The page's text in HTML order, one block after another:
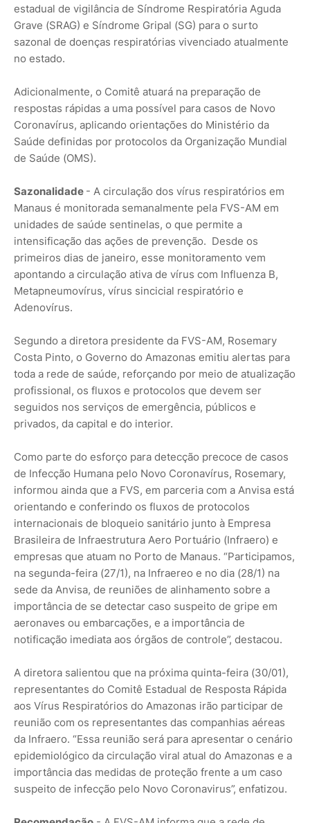
estadual de vigilância de Síndrome Respiratória Aguda
Grave (SRAG) e Síndrome Gripal (SG) para o surto
sazonal de doenças respiratórias vivenciado atualmente
no estado.
Adicionalmente, o Comitê atuará na preparação de
respostas rápidas a uma possível para casos de Novo
Coronavírus, aplicando orientações do Ministério da
Saúde definidas por protocolos da Organização Mundial
de Saúde (OMS).
Sazonalidade - A circulação dos vírus respiratórios em
Manaus é monitorada semanalmente pela FVS-AM em
unidades de saúde sentinelas, o que permite a
intensificação das ações de prevenção. Desde os
primeiros dias de janeiro, esse monitoramento vem
apontando a circulação ativa de vírus com Influenza B,
Metapneumovírus, vírus sincicial respiratório e
Adenovírus.
Segundo a diretora presidente da FVS-AM, Rosemary
Costa Pinto, o Governo do Amazonas emitiu alertas para
toda a rede de saúde, reforçando por meio de atualização
profissional, os fluxos e protocolos que devem ser
seguidos nos serviços de emergência, públicos e
privados, da capital e do interior.
Como parte do esforço para detecção precoce de casos
de Infecção Humana pelo Novo Coronavírus, Rosemary,
informou ainda que a FVS, em parceria com a Anvisa está
orientando e conferindo os fluxos de protocolos
internacionais de bloqueio sanitário junto à Empresa
Brasileira de Infraestrutura Aero Portuário (Infraero) e
empresas que atuam no Porto de Manaus. “Participamos,
na segunda-feira (27/1), na Infraereo e no dia (28/1) na
sede da Anvisa, de reuniões de alinhamento sobre a
importância de se detectar caso suspeito de gripe em
aeronaves ou embarcações, e a importância de
notificação imediata aos órgãos de controle”, destacou.
A diretora salientou que na próxima quinta-feira (30/01),
representantes do Comitê Estadual de Resposta Rápida
aos Vírus Respiratórios do Amazonas irão participar de
reunião com os representantes das companhias aéreas
da Infraero. “Essa reunião será para apresentar o cenário
epidemiológico da circulação viral atual do Amazonas e a
importância das medidas de proteção frente a um caso
suspeito de infecção pelo Novo Coronavirus”, enfatizou.